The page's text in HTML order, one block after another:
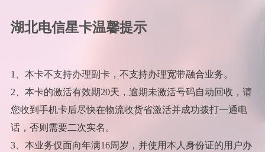
湖北电信星卡温馨提示
1、本卡不支持办理副卡，不支持办理宽带融合业务。
2、本卡的激活有效期20天，逾期未激活号码自动回收，请
您收到手机卡后尽快在物流收货省激活并成功拨打一通电
话，否则需要二次实名。
3、本业务仅面向年满16周岁，并使用本人身份证的用户办